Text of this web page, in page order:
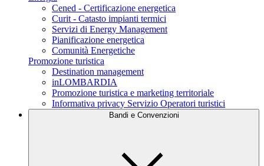
Cened - Certificazione energetica
Curit - Catasto impianti termici
Servizi di Energy Management
Pianificazione energetica
Comunità Energetiche
Promozione turistica
Destination management
inLOMBARDIA
Promozione turistica e marketing territoriale
Informativa privacy Servizio Operatori turistici
Bandi e Convenzioni